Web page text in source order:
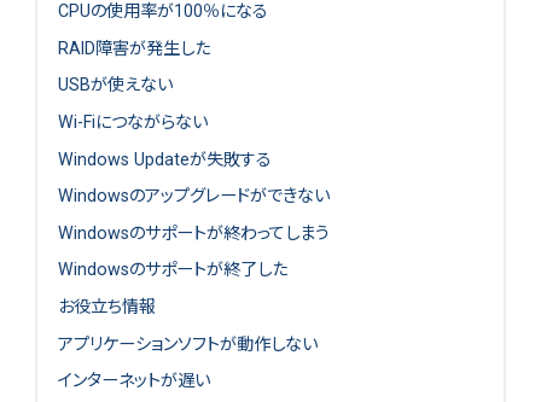
CPUの使用率が100％になる
RAID障害が発生した
USBが使えない
Wi-Fiにつながらない
Windows Updateが失敗する
Windowsのアップグレードができない
Windowsのサポートが終わってしまう
Windowsのサポートが終了した
お役立ち情報
アプリケーションソフトが動作しない
インターネットが遅い